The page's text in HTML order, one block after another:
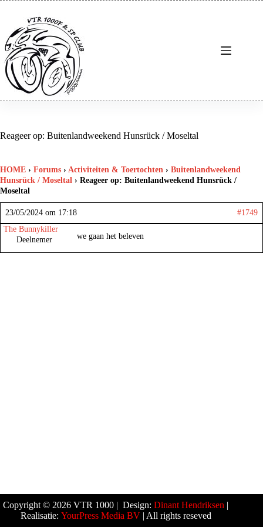
inhoud
Reageer op: Buitenlandweekend Hunsrück / Moseltal
HOME › Forums › Activiteiten & Toertochten › Buitenlandweekend
Hunsrück / Moseltal › Reageer op: Buitenlandweekend Hunsrück /
Moseltal
23/05/2024 om 17:18
#1749
The Bunnykiller
Deelnemer
we gaan het beleven
Copyright © 2026 VTR 1000 | Design:Dinant Hendriksen |
Realisatie: YourPress Media BV| All rights reseved